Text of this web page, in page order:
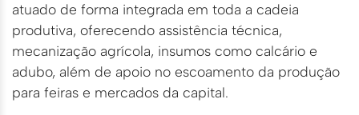
atuado de forma integrada em toda a cadeia
produtiva, oferecendo assistência técnica,
mecanização agrícola, insumos como calcário e
adubo, além de apoio no escoamento da produção
para feiras e mercados da capital.